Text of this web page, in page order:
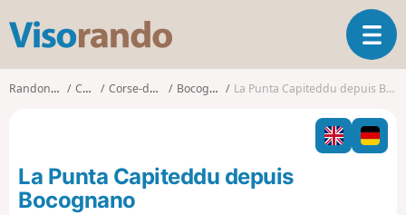
s
o
o
O
u
i
r
l
Randonnées Corse Corse-du-Sud Bocognano La Punta Capiteddu depuis Bocognano
La Punta Capiteddu depuis
Bocognano